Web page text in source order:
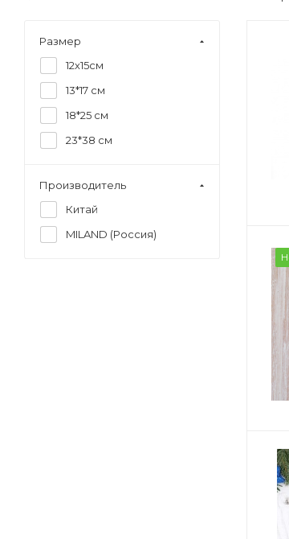
Размер
12х15см
13*17 см
18*25 см
23*38 см
Производитель
Китай
MILAND (Россия)